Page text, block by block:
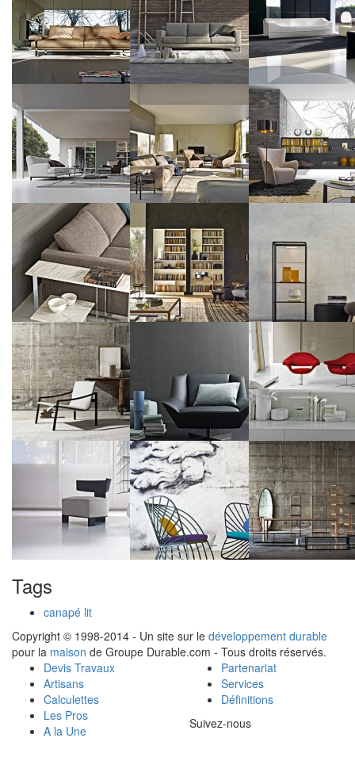
Tags
canapé lit
Copyright © 1998-2014 - Un site sur le développement durable
pour la maison de Groupe Durable.com - Tous droits réservés.
Devis Travaux
Artisans
Calculettes
Les Pros
A la Une
Partenariat
Services
Définitions
Suivez-nous